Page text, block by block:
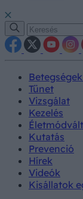
Tünet
Vizsgálat
Kezelés
Kutatás
Prevenció
Hírek
Videók
Kisállatok